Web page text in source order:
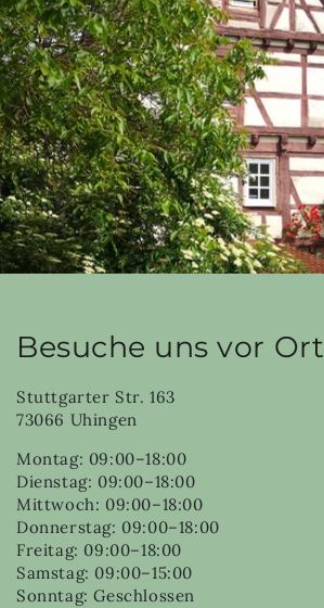
Besuche uns vor Ort
Stuttgarter Str. 163
73066 Uhingen
Montag: 09:00–18:00
Dienstag: 09:00–18:00
Mittwoch: 09:00–18:00
Donnerstag: 09:00–18:00
Freitag: 09:00–18:00
Samstag: 09:00–15:00
Sonntag: Geschlossen